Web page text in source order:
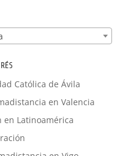
Católica de Ávila
en Valencia
en Latinoamérica